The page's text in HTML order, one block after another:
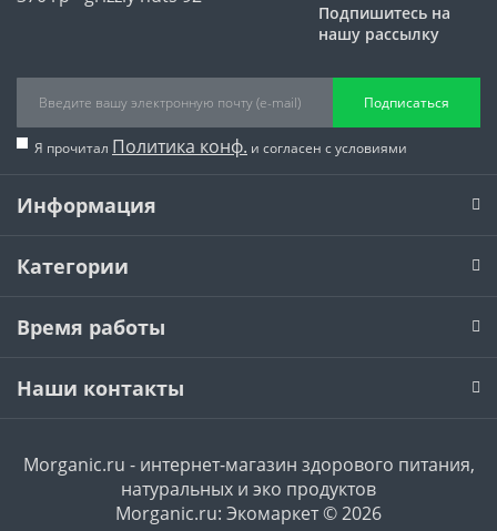
Подпишитесь на
нашу рассылку
Подписаться
Я прочитал Политика конф. и согласен с условиями
Информация
Категории
Время работы
Наши контакты
Morganic.ru - интернет-магазин здорового питания,
натуральных и эко продуктов
Morganic.ru: Экомаркет © 2026